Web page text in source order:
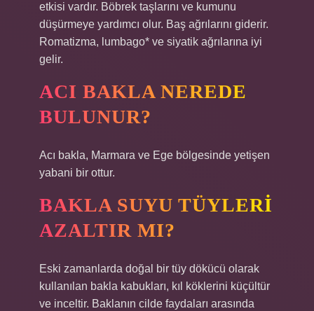
etkisi vardır. Böbrek taşlarını ve kumunu
düşürmeye yardımcı olur. Baş ağrılarını giderir.
Romatizma, lumbago* ve siyatik ağrılarına iyi
gelir.
ACI BAKLA NEREDE
BULUNUR?
Acı bakla, Marmara ve Ege bölgesinde yetişen
yabani bir ottur.
BAKLA SUYU TÜYLERI
AZALTIR MI?
Eski zamanlarda doğal bir tüy dökücü olarak
kullanılan bakla kabukları, kıl köklerini küçültür
ve inceltir. Baklanın cilde faydaları arasında